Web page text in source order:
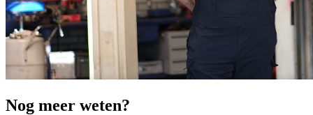
Nog meer weten?